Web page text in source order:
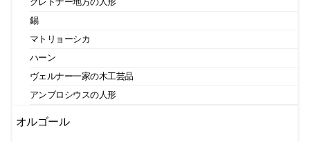
錫
マトリョーシカ
ハーン
ヴェルナー一家の木工芸品
アンブロシウスの人形
オルゴール